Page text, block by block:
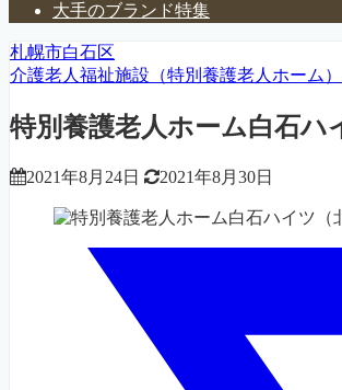
大手のブランド特集
札幌市白石区
介護老人福祉施設（特別養護老人ホーム）
特別養護老人ホーム白石ハ
2021年8月24日 2021年8月30日